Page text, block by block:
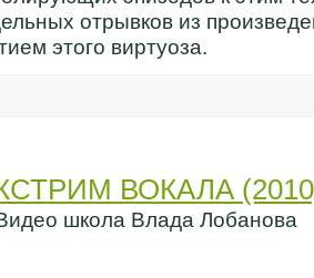
отрывков из
этого виртуоза.
ВОКАЛА
школа Влада Лобанова